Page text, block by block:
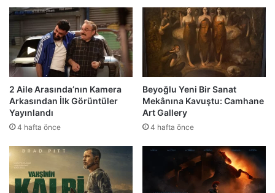
2 Aile Arasında’nın Kamera
Arkasından İlk Görüntüler
Yayınlandı
4 hafta önce
Beyoğlu Yeni Bir Sanat
Mekânına Kavuştu: Camhane
Art Gallery
4 hafta önce